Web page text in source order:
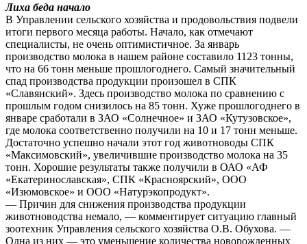
Лиха беда начало
В Управлении сельского хозяйства и продовольствия подвели
итоги первого месяца работы. Начало, как отмечают
специалисты, не очень оптимистичное. За январь
производство молока в нашем районе составило 1123 тонны,
что на 66 тонн меньше прошлогоднего. Самый значительный
спад производства продукции произошел в СПК
«Славянский». Здесь производство молока по сравнению с
прошлым годом снизилось на 85 тонн. Хуже прошлогоднего в
январе сработали в ЗАО «Солнечное» и ЗАО «Кутузовское»,
где молока соответственно получили на 10 и 17 тонн меньше.
Достаточно успешно начали этот год животноводы СПК
«Максимовский», увеличившие производство молока на 35
тонн. Хорошие результаты также получили в ОАО «АФ
«Екатеринославская», СПК «Красноярский», ООО
«Изюмовское» и ООО «Натурэкопродукт».
— Причин для снижения производства продукции
животноводства немало, — комментирует ситуацию главный
зоотехник Управления сельского хозяйства О.В. Обухова. —
Одна из них — это уменьшение количества новорожденных